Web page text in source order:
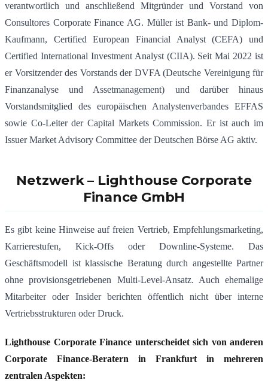
verantwortlich und anschließend Mitgründer und Vorstand von
Consultores Corporate Finance AG. Müller ist Bank- und Diplom-
Kaufmann, Certified European Financial Analyst (CEFA) und
Certified International Investment Analyst (CIIA). Seit Mai 2022 ist
er Vorsitzender des Vorstands der DVFA (Deutsche Vereinigung für
Finanzanalyse und Assetmanagement) und darüber hinaus
Vorstandsmitglied des europäischen Analystenverbandes EFFAS
sowie Co-Leiter der Capital Markets Commission. Er ist auch im
Issuer Market Advisory Committee der Deutschen Börse AG aktiv.
Netzwerk – Lighthouse Corporate
Finance GmbH
Es gibt keine Hinweise auf freien Vertrieb, Empfehlungsmarketing,
Karrierestufen, Kick‑Offs oder Downline‑Systeme. Das
Geschäftsmodell ist klassische Beratung durch angestellte Partner
ohne provisionsgetriebenen Multi‑Level‑Ansatz. Auch ehemalige
Mitarbeiter oder Insider berichten öffentlich nicht über interne
Vertriebsstrukturen oder Druck.
Lighthouse Corporate Finance unterscheidet sich von anderen
Corporate Finance-Beratern in Frankfurt in mehreren
zentralen Aspekten: